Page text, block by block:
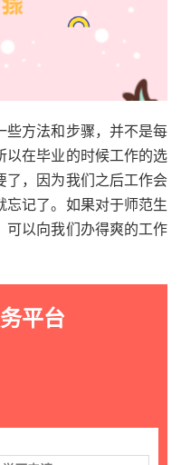
些方法和步骤，并不是每
以在毕业的时候工作的选
了，因为我们之后工作会
忘记了。如果对于师范生
可以向我们办得爽的工作
平台